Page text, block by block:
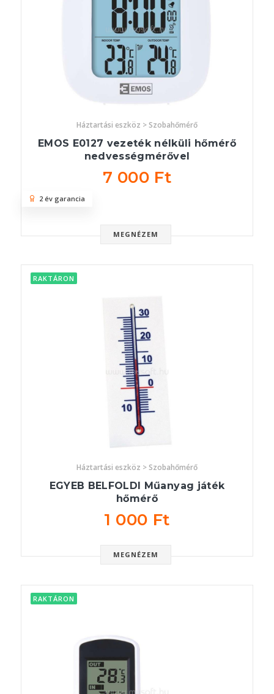
Háztartási eszköz > Szobahőmérő
EMOS E0127 vezeték nélküli hőmérő
nedvességmérővel
7 000 Ft
MEGNÉZEM
2 év garancia
RAKTÁRON
Háztartási eszköz > Szobahőmérő
EGYEB BELFOLDI Műanyag játék
hőmérő
1 000 Ft
MEGNÉZEM
RAKTÁRON